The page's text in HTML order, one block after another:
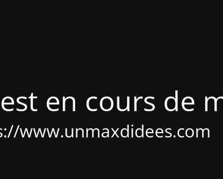
en cours de
www.unmaxdidees.com